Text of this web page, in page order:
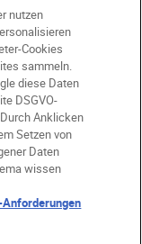
wirkt das
wie
wichtig,
Gäste
in den
seid so
gar nicht
nutzen
Cookies
sammeln.
diese Daten
DSGVO-
Anklicken
Setzen von
Daten
wissen
Anforderungen